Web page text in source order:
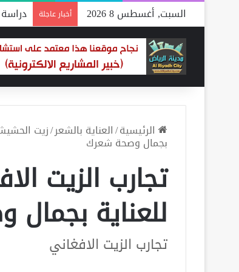
السبت, أغسطس 8 2026 أخبار عاجلة
الرئيسية/العناية بالشعر/زيت
بجمال وصحة شعرك
تجارب الزيت
للعناية
تجارب الزيت الافغاني